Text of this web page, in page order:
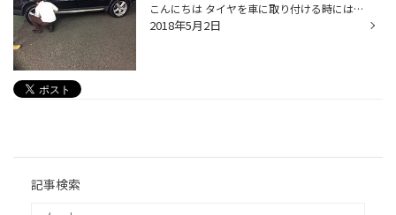
こんにちは タイヤを車に取り付ける時には、決まったチカラでネジを締めます。 スタッフ2名で作業中に確認してますが、 最後に、お客様立会いで締め付けを確認しています。 安心・安全の為、一緒に確認をお願いします。
2018年5月2日
記事検索